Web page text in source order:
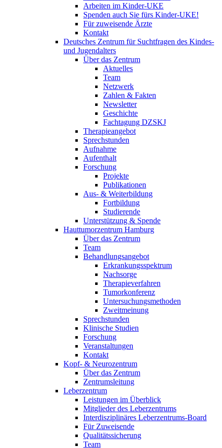
Arbeiten im Kinder-UKE
Spenden auch Sie fürs Kinder-UKE!
Für zuweisende Ärzte
Kontakt
Deutsches Zentrum für Suchtfragen des Kindes-
und Jugendalters
Über das Zentrum
Aktuelles
Team
Netzwerk
Zahlen & Fakten
Newsletter
Geschichte
Fachtagung DZSKJ
Therapieangebot
Sprechstunden
Aufnahme
Aufenthalt
Forschung
Projekte
Publikationen
Aus- & Weiterbildung
Fortbildung
Studierende
Unterstützung & Spende
Hauttumorzentrum Hamburg
Über das Zentrum
Team
Behandlungsangebot
Erkrankungsspektrum
Nachsorge
Therapieverfahren
Tumorkonferenz
Untersuchungsmethoden
Zweitmeinung
Sprechstunden
Klinische Studien
Forschung
Veranstaltungen
Kontakt
Kopf- & Neurozentrum
Über das Zentrum
Zentrumsleitung
Leberzentrum
Leistungen im Überblick
Mitglieder des Leberzentrums
Interdisziplinäres Leberzentrums-Board
Für Zuweisende
Qualitätssicherung
Team